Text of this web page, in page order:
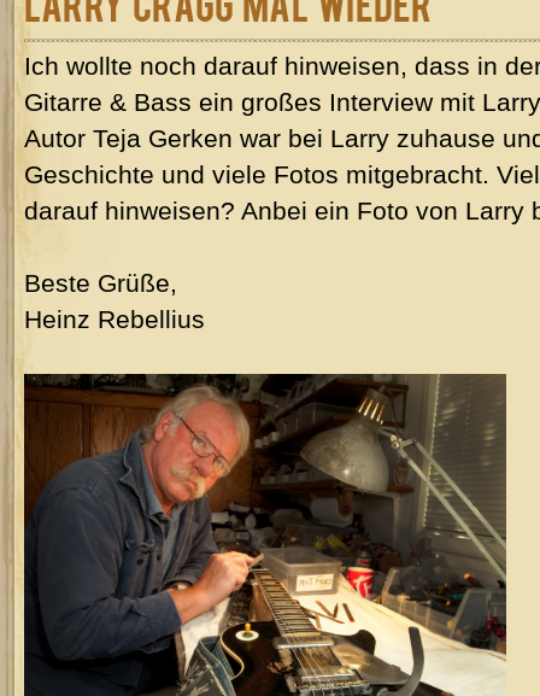
Ich wollte noch darauf hinweisen, dass in
Gitarre & Bass ein großes Interview mit
Autor Teja Gerken war bei Larry zuhause
Geschichte und viele Fotos mitgebracht.
darauf hinweisen? Anbei ein Foto von Larry
Beste Grüße,
Heinz Rebellius